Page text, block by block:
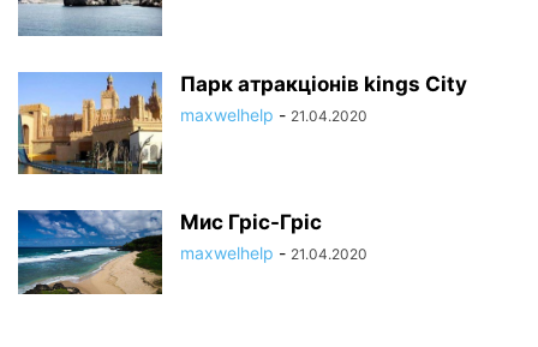
Парк атракціонів kings City
maxwelhelp - 21.04.2020
Мис Гріс-Гріс
maxwelhelp - 21.04.2020